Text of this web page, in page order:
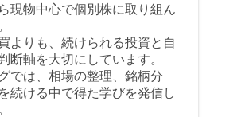
現物中心で個別株に取り組ん
よりも、続けられる投資と自
断軸を大切にしています。
では、相場の整理、銘柄分
続ける中で得た学びを発信し